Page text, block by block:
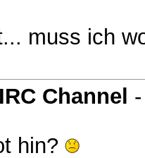
muss ich
Channel
hin?